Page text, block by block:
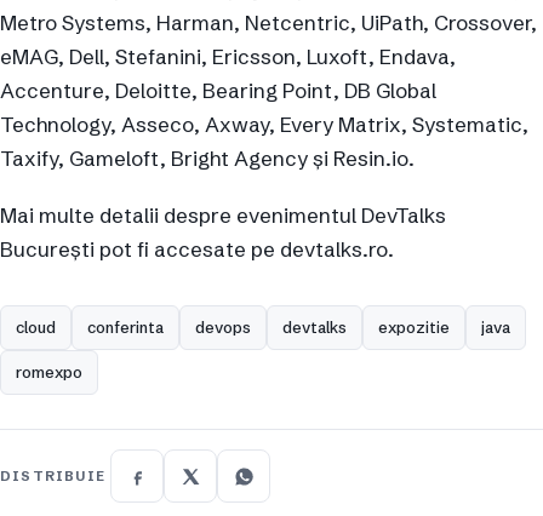
Metro Systems, Harman, Netcentric, UiPath, Crossover,
eMAG, Dell, Stefanini, Ericsson, Luxoft, Endava,
Accenture, Deloitte, Bearing Point, DB Global
Technology, Asseco, Axway, Every Matrix, Systematic,
Taxify, Gameloft, Bright Agency și Resin.io.
Mai multe detalii despre evenimentul DevTalks
București pot fi accesate pe devtalks.ro.
cloud conferinta devops devtalks expozitie java
romexpo
DISTRIBUIE